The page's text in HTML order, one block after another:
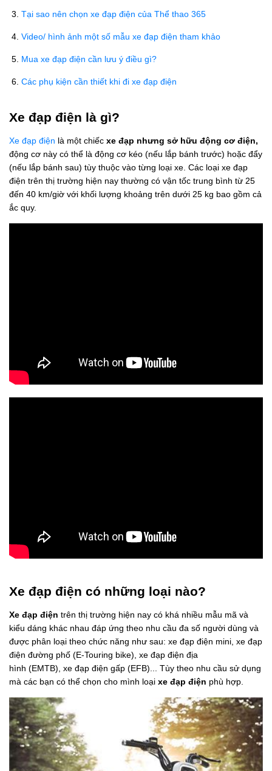
Tại sao nên chọn xe đạp điện của Thể thao 365
Video/ hình ảnh một số mẫu xe đạp điện tham khảo
Mua xe đạp điện cần lưu ý điều gì?
Các phụ kiện cần thiết khi đi xe đạp điện
Xe đạp điện là gì?
Xe đạp điện là một chiếc xe đạp nhưng sở hữu động cơ điện,
động cơ này có thể là động cơ kéo (nếu lắp bánh trước) hoặc đẩy
(nếu lắp bánh sau) tùy thuộc vào từng loại xe. Các loại xe đạp
điện trên thị trường hiện nay thường có vận tốc trung bình từ 25
đến 40 km/giờ với khối lượng khoảng trên dưới 25 kg bao gồm cả
ắc quy.
Xe đạp điện có những loại nào?
Xe đạp điện trên thị trường hiện nay có khá nhiều mẫu mã và
kiểu dáng khác nhau đáp ứng theo nhu cầu đa số người dùng và
được phân loại theo chức năng như sau: xe đạp điện mini, xe đạp
điện đường phố (E-Touring bike), xe đạp điện địa
hình (EMTB), xe đạp điện gấp (EFB)... Tùy theo nhu cầu sử dụng
mà các bạn có thể chọn cho mình loại xe đạp điện phù hợp.